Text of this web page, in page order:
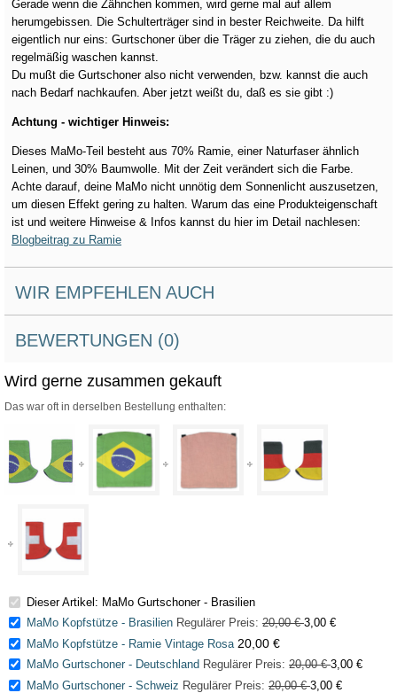
Gerade wenn die Zähnchen kommen, wird gerne mal auf allem
herumgebissen. Die Schulterträger sind in bester Reichweite. Da hilft
eigentlich nur eins: Gurtschoner über die Träger zu ziehen, die du auch
regelmäßig waschen kannst.
Du mußt die Gurtschoner also nicht verwenden, bzw. kannst die auch
nach Bedarf nachkaufen. Aber jetzt weißt du, daß es sie gibt :)
Achtung - wichtiger Hinweis:
Dieses MaMo-Teil besteht aus 70% Ramie, einer Naturfaser ähnlich
Leinen, und 30% Baumwolle. Mit der Zeit verändert sich die Farbe.
Achte darauf, deine MaMo nicht unnötig dem Sonnenlicht auszusetzen,
um diesen Effekt gering zu halten. Warum das eine Produkteigenschaft
ist und weitere Hinweise & Infos kannst du hier im Detail nachlesen:
Blogbeitrag zu Ramie
WIR EMPFEHLEN AUCH
BEWERTUNGEN (0)
Wird gerne zusammen gekauft
Das war oft in derselben Bestellung enthalten:
Dieser Artikel: MaMo Gurtschoner - Brasilien
MaMo Kopfstütze - Brasilien Regulärer Preis: 20,00 €3,00 €
MaMo Kopfstütze - Ramie Vintage Rosa 20,00 €
MaMo Gurtschoner - Deutschland Regulärer Preis: 20,00 €3,00 €
MaMo Gurtschoner - Schweiz Regulärer Preis: 20,00 €3,00 €